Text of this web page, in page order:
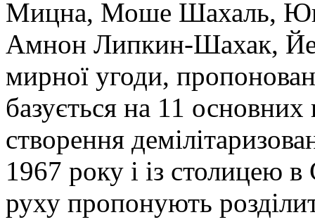
Мицна, Моше Шахаль,
Амнон Липкин-Шахак,
мирної угоди,
базується на 11
створення
1967 року і із столицею
руху пропонують